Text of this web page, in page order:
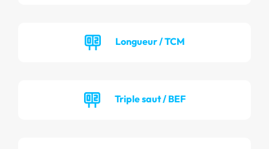
Longueur / TCM
Triple saut / BEF